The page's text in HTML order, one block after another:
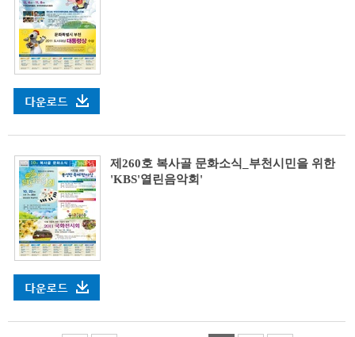
제260호 복사골 문화소식_부천시민을 위한
'KBS'열린음악회'